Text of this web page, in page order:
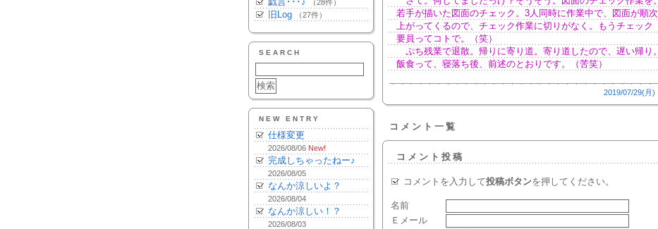
（28件）
旧Log （27件）
SEARCH
NEW ENTRY
仕様変更
2026/08/06 New!
完成しちゃったねー♪
2026/08/05
なんか涼しいよ？
2026/08/04
なんか涼しい！？
2026/08/03
若手が描いた図面のチェック。3人同時に作業中で、図面が順次
上がってくるので、チェック作業に切りがなく。もうチェック
要員ってコトで。（笑）
ぷち残業で退散。帰りに寄り道。寄り道したので、遅い帰り。
飯食って、寝落ち後、前述のとおりです。（苦笑）
2019/07/29(月)
コメント一覧
コメント投稿
コメントを入力して投稿ボタンを押してください。
名前
Ｅメール